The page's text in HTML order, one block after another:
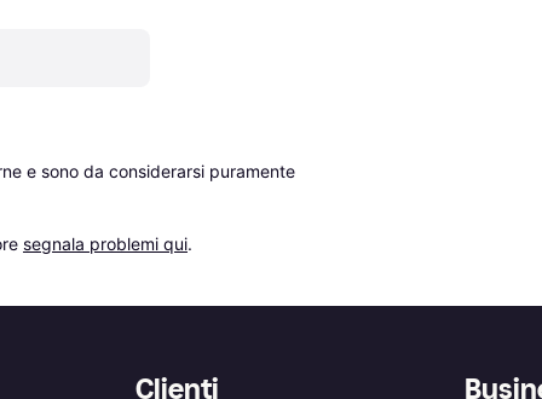
e sono da considerarsi puramente
segnala problemi qui.
Clienti